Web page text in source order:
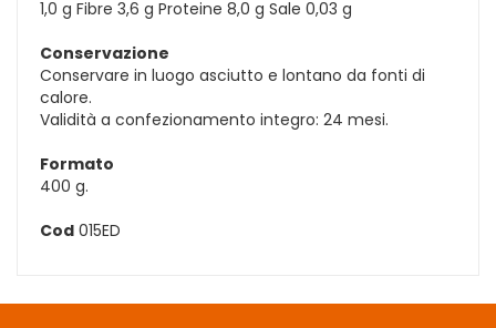
1,0 g Fibre 3,6 g Proteine 8,0 g Sale 0,03 g
Conservazione
Conservare in luogo asciutto e lontano da fonti di
calore.
Validità a confezionamento integro: 24 mesi.
Formato
400 g.
Cod 015ED